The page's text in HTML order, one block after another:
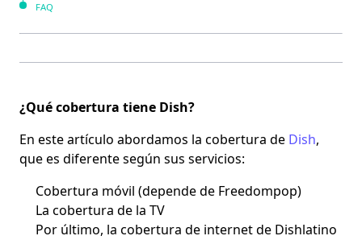
FAQ
¿Qué cobertura tiene Dish?
En este artículo abordamos la cobertura de Dish,
que es diferente según sus servicios:
Cobertura móvil (depende de Freedompop)
La cobertura de la TV
Por último, la cobertura de internetde Dishlatino